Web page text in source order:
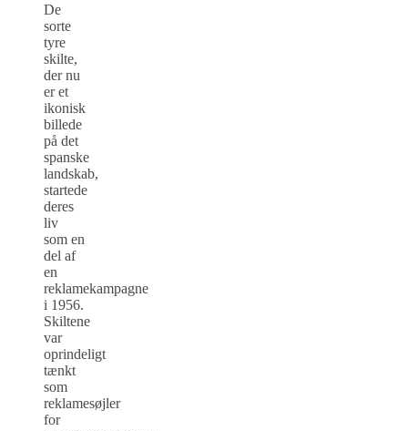
De
sorte
tyre
skilte,
der nu
er et
ikonisk
billede
på det
spanske
landskab,
startede
deres
liv
som en
del af
en
reklamekampagne
i 1956.
Skiltene
var
oprindeligt
tænkt
som
reklamesøjler
for